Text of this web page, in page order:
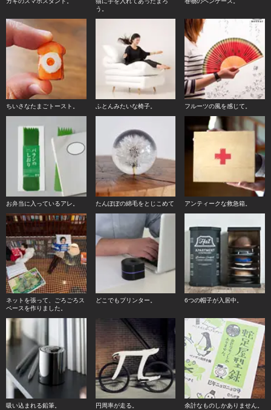
う。
ちいさなたまごトースト。 ふとんみたいな椅子。 フルーツの風を感じて。
お弁当に入っているアレ。 たんぽぽの綿毛をとじこめて アンティークな救急箱。
ネットを張って、ごろごろス
ペースを作りました。
どこでもプリンター。 6つの帽子が入居中。
吸い込まれる鉛筆。 円周率が走る。 余計なものしかありません。